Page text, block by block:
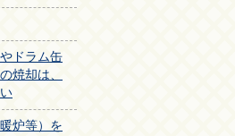
ドラム缶
焼却は、
炉等）を